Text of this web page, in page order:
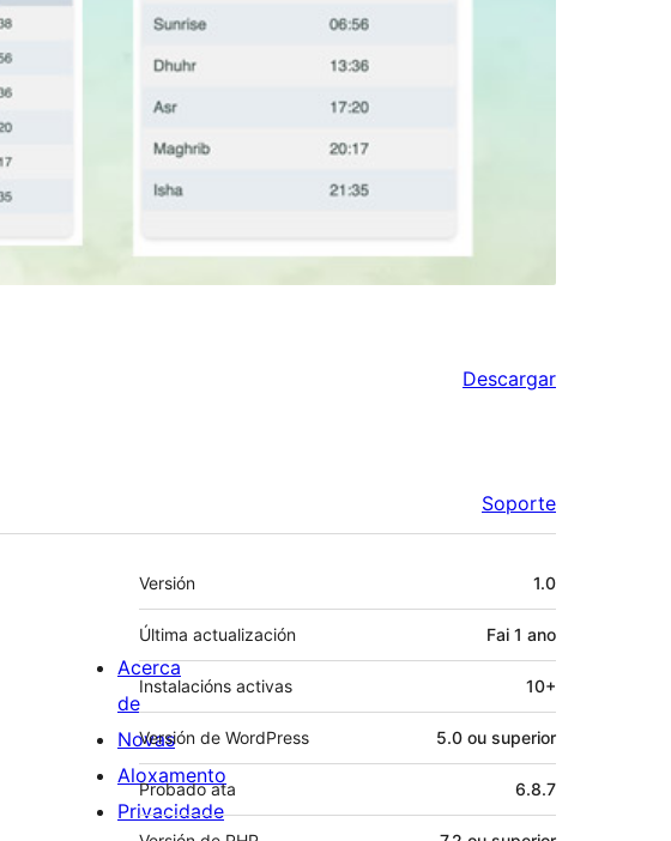
Descargar
Soporte
Meta
Versión 1.0
Última actualización Fai 1 ano
Instalacións activas 10+
Versión de WordPress 5.0 ou superior
Probado ata 6.8.7
Acerca
de
Novas
Aloxamento
Privacidade